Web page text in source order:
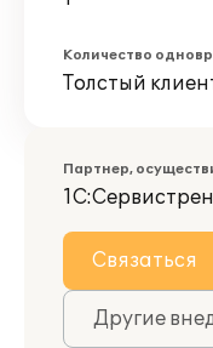
Количество
Толстый
Партнер,
Связаться
Другие